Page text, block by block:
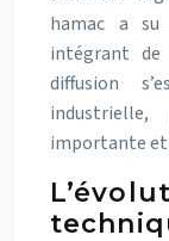
hamac a su
intégrant de
diffusion
importante et